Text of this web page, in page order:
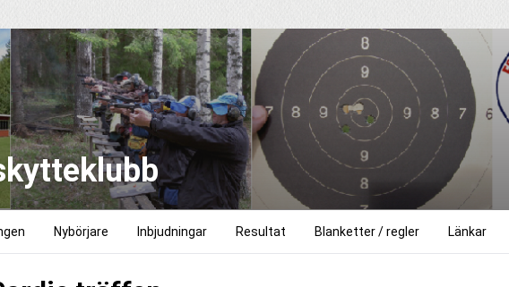
Nybörjare Inbjudningar Resultat Blanketter / regler Länkar